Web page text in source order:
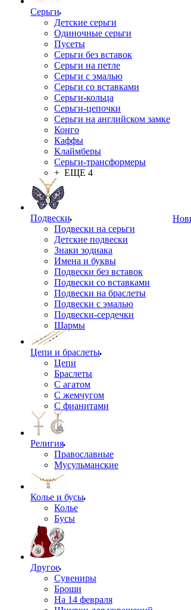
Серьги
Детские серьги
Одиночные серьги
Пусеты
Серьги без вставок
Серьги на петле
Серьги с эмалью
Серьги со вставками
Серьги-кольца
Серьги-цепочки
Серьги на английском замке
Конго
Каффы
Клаймберы
Серьги-трансформеры
+ ЕЩЕ 4
Подвески
Подвески на серьги
Детские подвески
Знаки зодиака
Имена и буквы
Подвески без вставок
Подвески со вставками
Подвески на браслеты
Подвески с эмалью
Подвески-сердечки
Шармы
Цепи и браслеты
Цепи
Браслеты
С агатом
С жемчугом
С фианитами
Религия
Православные
Мусульманские
Колье и бусы
Колье
Бусы
Другое
Сувениры
Броши
На 14 февраля